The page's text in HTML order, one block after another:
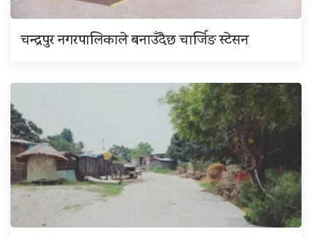
चन्द्रपुर नगरपालिकाले बनाउँदैछ चार्जिङ स्टेसन